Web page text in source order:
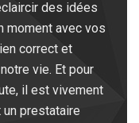
des idées
moment avec vos
correct et
vie. Et pour
il est vivement
prestataire